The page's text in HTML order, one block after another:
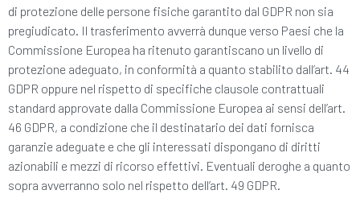
di protezione delle persone fisiche garantito dal GDPR non sia
pregiudicato. Il trasferimento avverrà dunque verso Paesi che la
Commissione Europea ha ritenuto garantiscano un livello di
protezione adeguato, in conformità a quanto stabilito dall’art. 44
GDPR oppure nel rispetto di specifiche clausole contrattuali
standard approvate dalla Commissione Europea ai sensi dell’art.
46 GDPR, a condizione che il destinatario dei dati fornisca
garanzie adeguate e che gli interessati dispongano di diritti
azionabili e mezzi di ricorso effettivi. Eventuali deroghe a quanto
sopra avverranno solo nel rispetto dell’art. 49 GDPR.